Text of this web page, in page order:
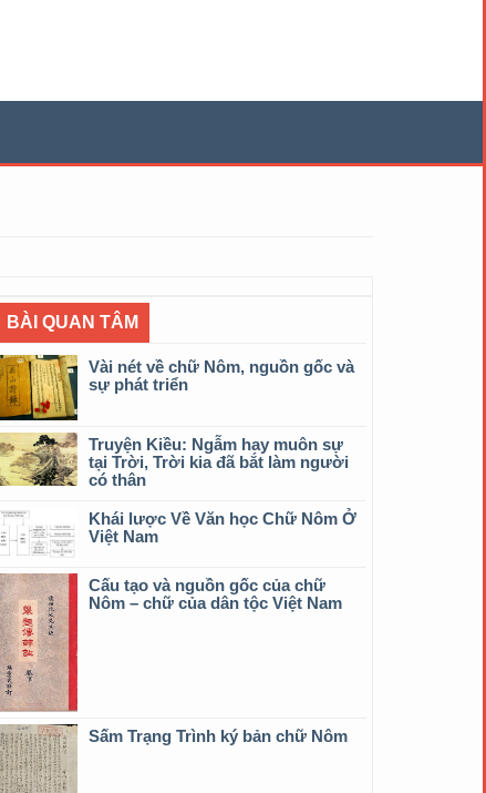
BÀI QUAN TÂM
Vài nét về chữ Nôm, nguồn gốc và
sự phát triển
Truyện Kiều: Ngẫm hay muôn sự
tại Trời, Trời kia đã bắt làm người
có thân
Khái lược Về Văn học Chữ Nôm Ở
Việt Nam
Cấu tạo và nguồn gốc của chữ
Nôm – chữ của dân tộc Việt Nam
Sấm Trạng Trình ký bản chữ Nôm